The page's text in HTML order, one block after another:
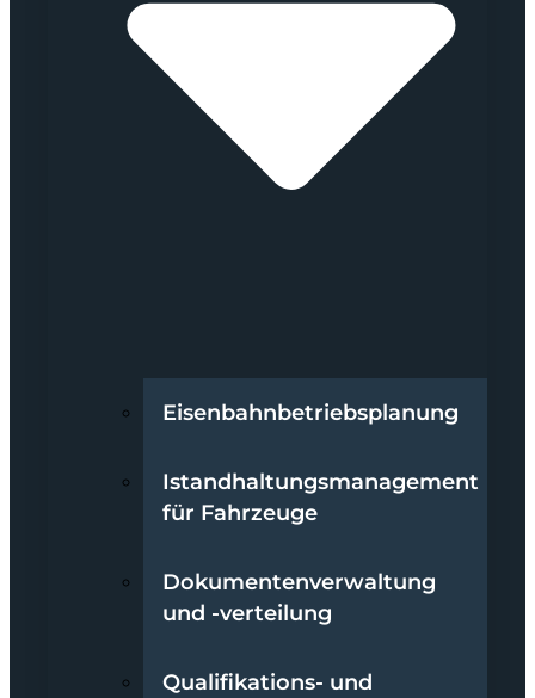
Eisenbahnbetriebsplanung
Istandhaltungsmanagement
für Fahrzeuge
Dokumentenverwaltung
und -verteilung
Qualifikations- und